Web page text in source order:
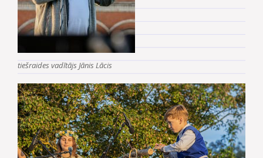
tiešraides vadītājs Jānis Lācis